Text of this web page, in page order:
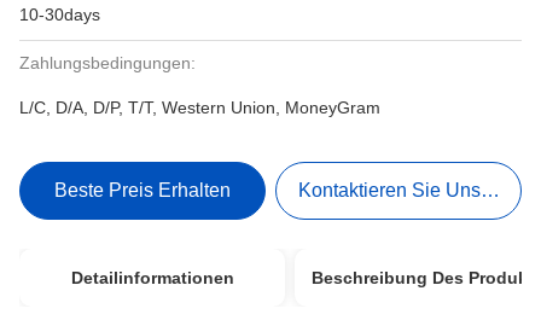
10-30days
Zahlungsbedingungen:
L/C, D/A, D/P, T/T, Western Union, MoneyGram
Beste Preis Erhalten Kontaktieren Sie Uns Jetzt
Detailinformationen Beschreibung Des